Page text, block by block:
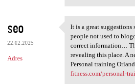
seo
22.02.2025
Adres
It is a great
It is a great
people not used to
correct information…
revealing this place. A
Personal training
fitness.com/personal-